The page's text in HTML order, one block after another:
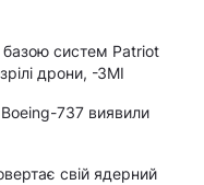
систем Patriot
дрони, -ЗМІ
737 виявили
свій ядерний